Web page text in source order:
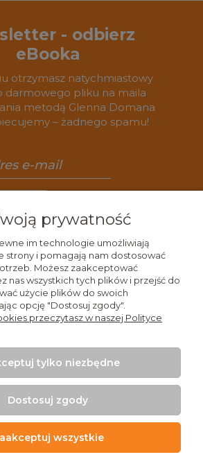
- odbierz
eBooka
otrzymasz natychmiastowy
darmowego pliku na maila
metodą Glenna Domana
– żadnego spamu!
+48 509 926 426
prywatność
im technologie umożliwiają
strony i pomagają nam dostosować
Możesz zaakceptować
nas wszystkich tych plików i przejść do
użycie plików do swoich
opcję "Dostosuj zgody".
przeczytasz w naszej Polityce
tylko niezbędne
Dostosuj zgody
wszystkie